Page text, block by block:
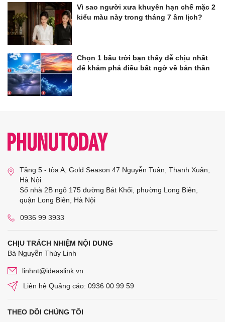
Vì sao người xưa khuyên hạn chế mặc 2
kiểu màu này trong tháng 7 âm lịch?
Chọn 1 bầu trời bạn thấy dễ chịu nhất
để khám phá điều bất ngờ về bản thân
Tầng 5 - tòa A, Gold Season 47 Nguyễn Tuân, Thanh Xuân,
Hà Nội
Số nhà 2B ngõ 175 đường Bát Khối, phường Long Biên,
quận Long Biên, Hà Nội
0936 99 3933
CHỊU TRÁCH NHIỆM NỘI DUNG
Bà Nguyễn Thùy Linh
linhnt@ideaslink.vn
Liên hệ Quảng cáo: 0936 00 99 59
THEO DÕI CHÚNG TÔI